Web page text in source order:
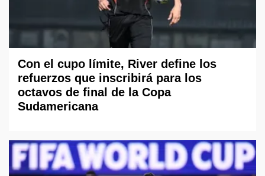
Con el cupo límite, River define los
refuerzos que inscribirá para los
octavos de final de la Copa
Sudamericana